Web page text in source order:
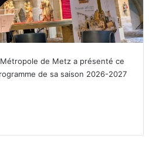
Métropole de Metz a présenté ce
de sa saison 2026-2027